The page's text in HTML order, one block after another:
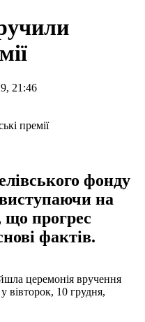
21:46
фонду
на
що прогрес
фактів.
церемонія вручення
вівторок, 10 грудня,